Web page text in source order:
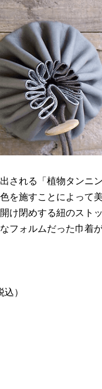
される「植物タンニ
を施すことによって
け閉めする紐のスト
フォルムだった巾着
）